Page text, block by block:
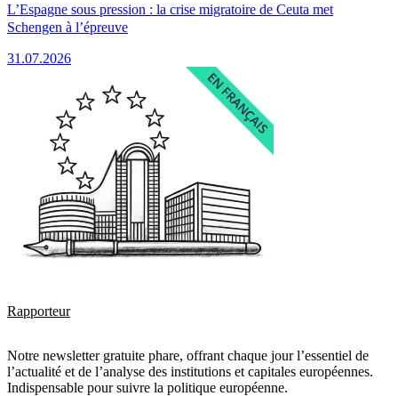
L’Espagne sous pression : la crise migratoire de Ceuta met
Schengen à l’épreuve
31.07.2026
Rapporteur
Notre newsletter gratuite phare, offrant chaque jour l’essentiel de
l’actualité et de l’analyse des institutions et capitales européennes.
Indispensable pour suivre la politique européenne.